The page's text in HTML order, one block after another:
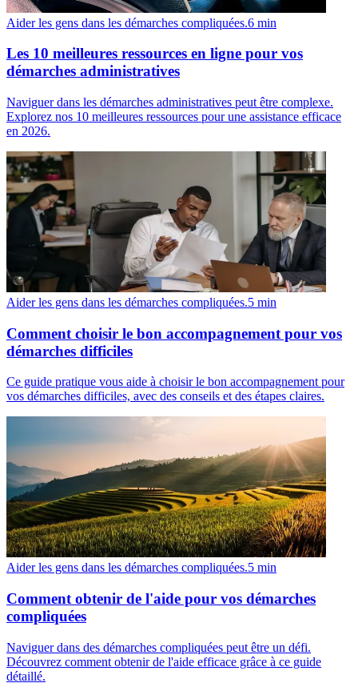
Aider les gens dans les démarches compliquées.6 min
Les 10 meilleures ressources en ligne pour vos
démarches administratives
Naviguer dans les démarches administratives peut être complexe.
Explorez nos 10 meilleures ressources pour une assistance efficace
en 2026.
Aider les gens dans les démarches compliquées.5 min
Comment choisir le bon accompagnement pour vos
démarches difficiles
Ce guide pratique vous aide à choisir le bon accompagnement pour
vos démarches difficiles, avec des conseils et des étapes claires.
Aider les gens dans les démarches compliquées.5 min
Comment obtenir de l'aide pour vos démarches
compliquées
Naviguer dans des démarches compliquées peut être un défi.
Découvrez comment obtenir de l'aide efficace grâce à ce guide
détaillé.